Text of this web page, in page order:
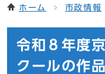
ホーム 市政情報
令和８年度
クールの作